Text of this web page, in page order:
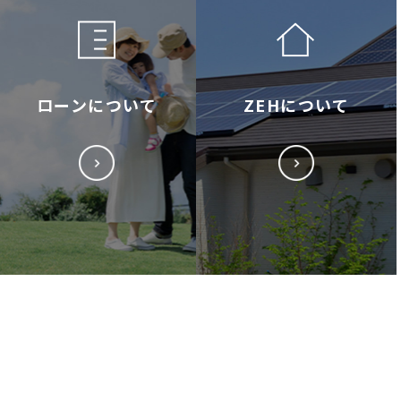
ローンについて ZEHについて